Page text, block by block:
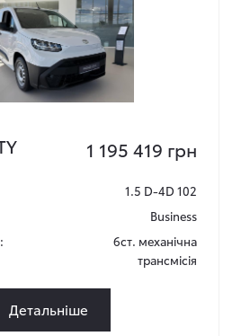
1 195 419 грн
1.5 D-4D 102
Business
6ст. механічна
трансмісія
Детальніше